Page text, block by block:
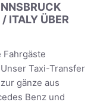
ITALY ÜBER
Taxi-Transfer
gänze aus
Benz und